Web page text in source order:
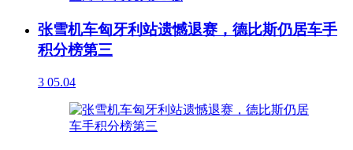
张雪机车匈牙利站遗憾退赛，德比斯仍居车手
积分榜第三
3 05.04